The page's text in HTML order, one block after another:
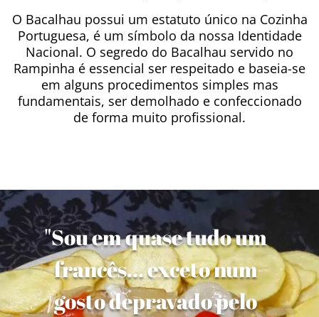
O Bacalhau possui um estatuto único na Cozinha
Portuguesa, é um símbolo da nossa Identidade
Nacional. O segredo do Bacalhau servido no
Rampinha é essencial ser respeitado e baseia-se
em alguns procedimentos simples mas
fundamentais, ser demolhado e confeccionado
de forma muito profissional.
"Sou em quase tudo um
francês... exceto num
gosto depravado pelo